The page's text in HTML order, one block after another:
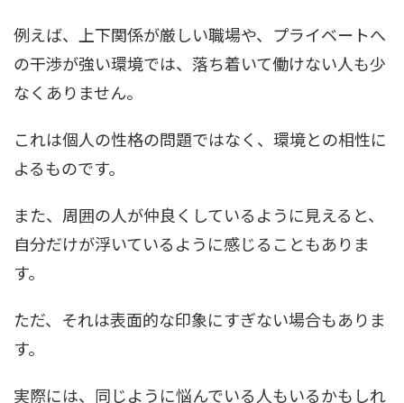
例えば、上下関係が厳しい職場や、プライベートへ
の干渉が強い環境では、落ち着いて働けない人も少
なくありません。
これは個人の性格の問題ではなく、環境との相性に
よるものです。
また、周囲の人が仲良くしているように見えると、
自分だけが浮いているように感じることもありま
す。
ただ、それは表面的な印象にすぎない場合もありま
す。
実際には、同じように悩んでいる人もいるかもしれ